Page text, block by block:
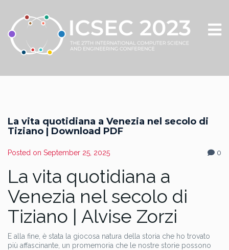
La vita quotidiana a Venezia nel secolo di
Tiziano | Download PDF
Posted on September 25, 2025 0
La vita quotidiana a
Venezia nel secolo di
Tiziano | Alvise Zorzi
E alla fine, è stata la giocosa natura della storia che ho trovato
più affascinante, un promemoria che le nostre storie possono